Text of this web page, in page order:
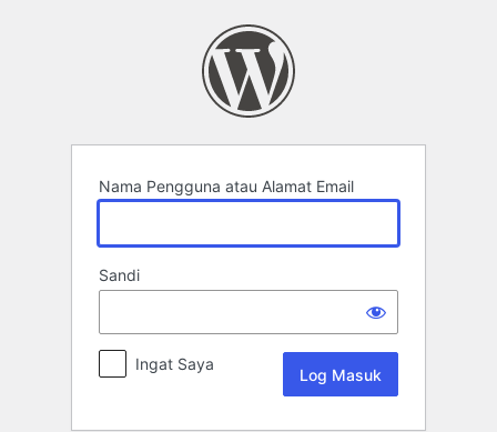
Nama Pengguna atau Alamat Email
Sandi
Ingat Saya